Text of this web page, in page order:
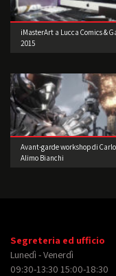
iMasterArt a Lucca Comics &
2015
Avant-garde workshop di
Alimo Bianchi
Segreteria ed ufficio
Lunedì - Venerdì
09:30-13:30 15:00-18:30